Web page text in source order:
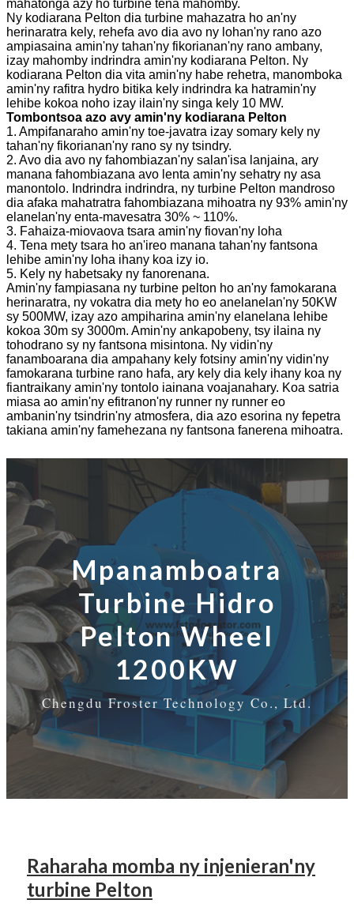
mahatonga azy ho turbine tena mahomby.
Ny kodiarana Pelton dia turbine mahazatra ho an'ny
herinaratra kely, rehefa avo dia avo ny lohan'ny rano azo
ampiasaina amin'ny tahan'ny fikorianan'ny rano ambany,
izay mahomby indrindra amin'ny kodiarana Pelton. Ny
kodiarana Pelton dia vita amin'ny habe rehetra, manomboka
amin'ny rafitra hydro bitika kely indrindra ka hatramin'ny
lehibe kokoa noho izay ilain'ny singa kely 10 MW.
Tombontsoa azo avy amin'ny kodiarana Pelton
1. Ampifanaraho amin'ny toe-javatra izay somary kely ny
tahan'ny fikorianan'ny rano sy ny tsindry.
2. Avo dia avo ny fahombiazan'ny salan'isa lanjaina, ary
manana fahombiazana avo lenta amin'ny sehatry ny asa
manontolo. Indrindra indrindra, ny turbine Pelton mandroso
dia afaka mahatratra fahombiazana mihoatra ny 93% amin'ny
elanelan'ny enta-mavesatra 30% ~ 110%.
3. Fahaiza-miovaova tsara amin'ny fiovan'ny loha
4. Tena mety tsara ho an'ireo manana tahan'ny fantsona
lehibe amin'ny loha ihany koa izy io.
5. Kely ny habetsaky ny fanorenana.
Amin'ny fampiasana ny turbine pelton ho an'ny famokarana
herinaratra, ny vokatra dia mety ho eo anelanelan'ny 50KW
sy 500MW, izay azo ampiharina amin'ny elanelana lehibe
kokoa 30m sy 3000m. Amin'ny ankapobeny, tsy ilaina ny
tohodrano sy ny fantsona misintona. Ny vidin'ny
fanamboarana dia ampahany kely fotsiny amin'ny vidin'ny
famokarana turbine rano hafa, ary kely dia kely ihany koa ny
fiantraikany amin'ny tontolo iainana voajanahary. Koa satria
miasa ao amin'ny efitranon'ny runner ny runner eo
ambanin'ny tsindrin'ny atmosfera, dia azo esorina ny fepetra
takiana amin'ny famehezana ny fantsona fanerena mihoatra.
Mpanamboatra
Turbine Hidro
Pelton Wheel
1200KW
Chengdu Froster Technology Co., Ltd.
Raharaha momba ny injenieran'ny
turbine Pelton